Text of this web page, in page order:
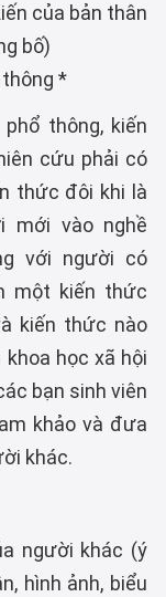
của bản thân
bố)
*
thông, kiến
cứu phải có
thức đôi khi là
mới vào nghề
với người có
một kiến thức
kiến thức nào
học xã hội
bạn sinh viên
khảo và đưa
khác.
người khác (ý
hình ảnh, biểu